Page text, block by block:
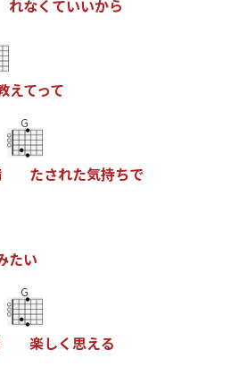
れなく ていいから
えてって
G
たされた気持ちで
たい
G
楽しく思える